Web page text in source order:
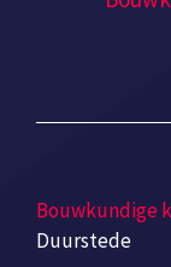
Bouwkundige
Duurstede